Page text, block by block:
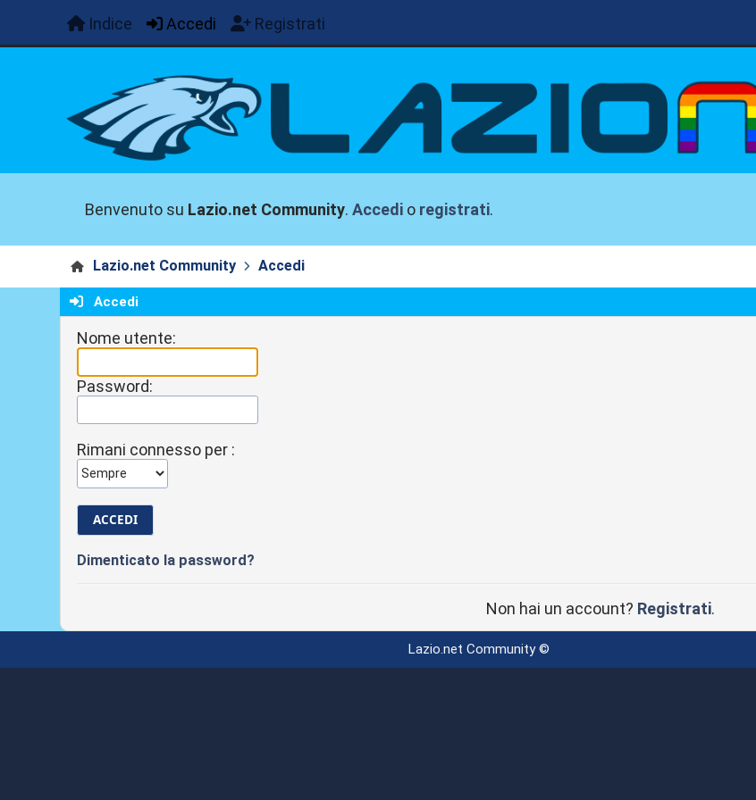
Indice Accedi Registrati
Benvenuto su Lazio.net Community.Accedi o registrati.
Lazio.net Community Accedi
Accedi
Nome utente:
Password:
Rimani connesso per :
Dimenticato la password?
Non hai un account? Registrati.
Lazio.net Community ©